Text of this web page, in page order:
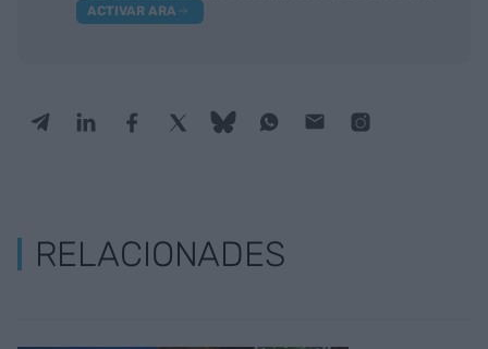
ACTIVAR ARA
RELACIONADES